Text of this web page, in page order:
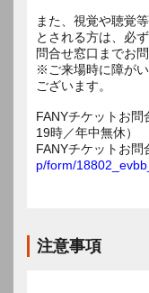
また、視覚や聴覚
とされる方は、必
問合せ窓口までお
※ご来場時に障が
ございます。
FANYチケットお
19時／年中無休）
FANYチケットお
p/form/
注意事項